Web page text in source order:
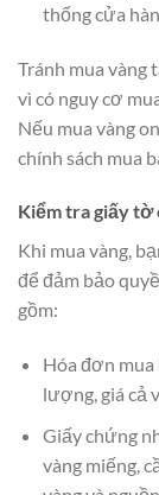
thống cửa
Tránh mua vàng
vì có nguy cơ
Nếu mua vàng
chính sách mua
Kiểm tra giấy tờ
Khi mua vàng,
để đảm bảo
gồm:
Hóa đơn
lượng, giá cả
Giấy chứng
vàng miếng,